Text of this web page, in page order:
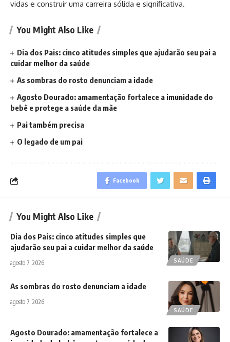
vidas e construir uma carreira sólida e significativa.
You Might Also Like
Dia dos Pais: cinco atitudes simples que ajudarão seu pai a
cuidar melhor da saúde
As sombras do rosto denunciam a idade
Agosto Dourado: amamentação fortalece a imunidade do
bebê e protege a saúde da mãe
Pai também precisa
O legado de um pai
Facebook
You Might Also Like
SAÚDE
Dia dos Pais: cinco atitudes simples que
ajudarão seu pai a cuidar melhor da saúde
agosto 7, 2026
SAÚDE
As sombras do rosto denunciam a idade
agosto 7, 2026
Agosto Dourado: amamentação fortalece a